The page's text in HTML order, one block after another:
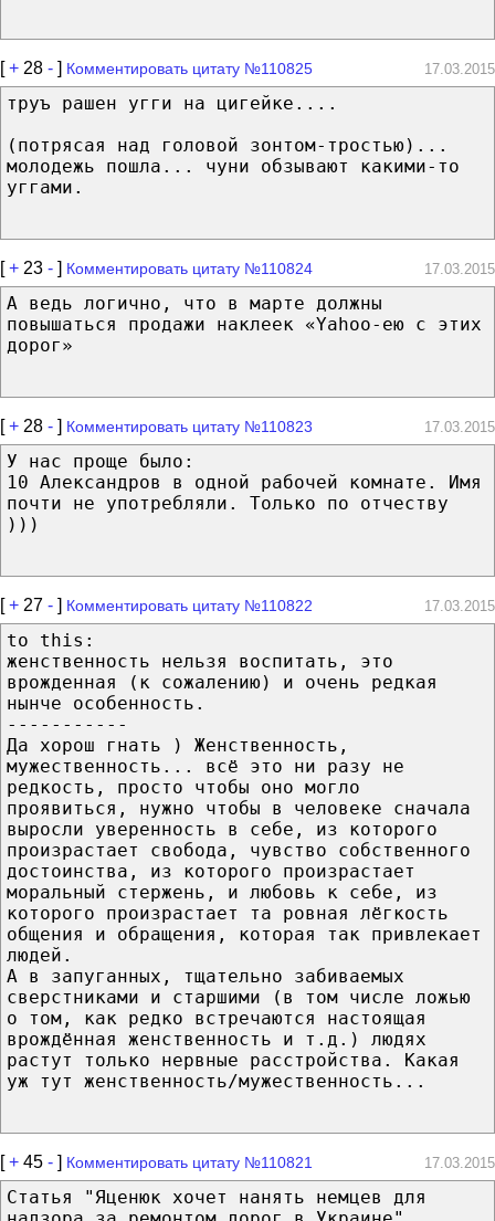
[+ 28 - ] Комментировать цитату №110825 17.03.2015
труъ рашен угги на цигейке....
(потрясая над головой зонтом-тростью)...
молодежь пошла... чуни обзывают какими-то
уггами.
[+ 23 - ] Комментировать цитату №110824 17.03.2015
А ведь логично, что в марте должны
повышаться продажи наклеек «Yahoo-ею с этих
дорог»
[+ 28 - ] Комментировать цитату №110823 17.03.2015
У нас проще было:
10 Александров в одной рабочей комнате. Имя
почти не употребляли. Только по отчеству
)))
[+ 27 - ] Комментировать цитату №110822 17.03.2015
to this:
женственность нельзя воспитать, это
врожденная (к сожалению) и очень редкая
нынче особенность.
-----------
Да хорош гнать ) Женственность,
мужественность... всё это ни разу не
редкость, просто чтобы оно могло
проявиться, нужно чтобы в человеке сначала
выросли уверенность в себе, из которого
произрастает свобода, чувство собственного
достоинства, из которого произрастает
моральный стержень, и любовь к себе, из
которого произрастает та ровная лёгкость
общения и обращения, которая так привлекает
людей.
А в запуганных, тщательно забиваемых
сверстниками и старшими (в том числе ложью
о том, как редко встречаются настоящая
врождённая женственность и т.д.) людях
растут только нервные расстройства. Какая
уж тут женственность/мужественность...
[+ 45 - ] Комментировать цитату №110821 17.03.2015
Статья "Яценюк хочет нанять немцев для